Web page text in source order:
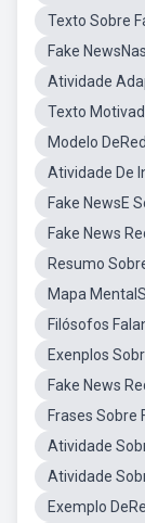
Texto Sobre
Fake
Atividade
Texto
Modelo
Atividade De
Fake NewsE
Fake News
Resumo
Mapa
Filósofos
Exenplos
Fake News
Frases Sobre
Atividade
Atividade
Exemplo